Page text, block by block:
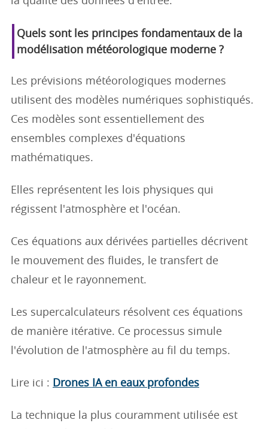
Quels sont les principes fondamentaux de la
modélisation météorologique moderne ?
Les prévisions météorologiques modernes
utilisent des modèles numériques sophistiqués.
Ces modèles sont essentiellement des
ensembles complexes d'équations
mathématiques.
Elles représentent les lois physiques qui
régissent l'atmosphère et l'océan.
Ces équations aux dérivées partielles décrivent
le mouvement des fluides, le transfert de
chaleur et le rayonnement.
Les supercalculateurs résolvent ces équations
de manière itérative. Ce processus simule
l'évolution de l'atmosphère au fil du temps.
Lire ici : Drones IA en eaux profondes
La technique la plus couramment utilisée est